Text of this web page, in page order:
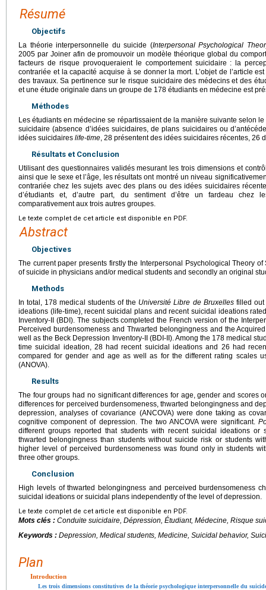
Résumé
Objectifs
La théorie interpersonnelle du suicide (Interpersonal Psychological
2005 par Joiner afin de promouvoir un modèle théorique global du
facteurs de risque provoqueraient le comportement suicidaire : la
contrariée et la capacité acquise à se donner la mort. L’objet de l’article
des travaux. Sa pertinence sur le risque suicidaire des médecins et des
et une étude originale dans un groupe de 178 étudiants en médecine est
Méthodes
Les étudiants en médecine se répartissaient de la manière suivante selon
suicidaire (absence d’idées suicidaires, de plans suicidaires ou
idées suicidaires life-time, 28 présentent des idées suicidaires récentes, 26
Résultats et Conclusion
Utilisant des questionnaires validés mesurant les trois dimensions et
ainsi que le sexe et l’âge, les résultats ont montré un niveau
contrariée chez les sujets avec des plans ou des idées suicidaires
d’étudiants et, d’autre part, du sentiment d’être un fardeau chez
comparativement aux trois autres groupes.
Le texte complet de cet article est disponible en PDF.
Abstract
Objectives
The current paper presents firstly the Interpersonal Psychological Theory
of suicide in physicians and/or medical students and secondly an original
Methods
In total, 178 medical students of the Université Libre de Bruxellesfilled
ideations (life-time), recent suicidal plans and recent suicidal ideations
Inventory-II (BDI). The subjects completed the French version of the
Perceived burdensomeness and Thwarted belongingness and the
well as the Beck Depression Inventory-II (BDI-II). Among the 178 medical
time suicidal ideation, 28 had recent suicidal ideations and 26 had
compared for gender and age as well as for the different rating scales
(ANOVA).
Results
The four groups had no significant differences for age, gender and scores
differences for perceived burdensomeness, thwarted belongingness and
depression, analyses of covariance (ANCOVA) were done taking as
cognitive component of depression. The two ANCOVA were significant.
different groups reported that students with recent suicidal ideations or
thwarted belongingness than students without suicide risk or students
higher level of perceived burdensomeness was found only in students
three other groups.
Conclusion
High levels of thwarted belongingness and perceived burdensomeness
suicidal ideations or suicidal plans independently of the level of depression.
Le texte complet de cet article est disponible en PDF.
Mots clés : Conduite suicidaire, Dépression, Étudiant, Médecine, Risque
Keywords : Depression, Medical students, Medicine, Suicidal behavior,
Plan
Introduction
Les trois dimensions constitutives de la théorie psychologique interpersonnelle du